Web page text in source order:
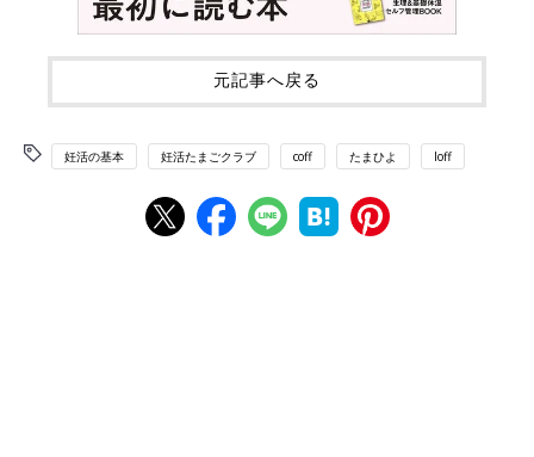
元記事へ戻る
妊活の基本 妊活たまごクラブ coff たまひよ loff